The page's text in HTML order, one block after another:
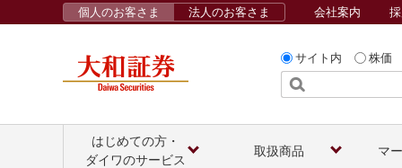
サイト内 株価
個人のお客さま 法人のお客さま 会社案内
はじめての方・
ダイワのサービス
取扱商品 マ